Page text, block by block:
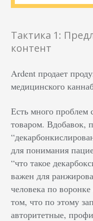
Тактика 1:
контент
Ardent продает
медицинского
Есть много проблем
товаром. Вдобавок,
для понимания
“что такое
важен для
человека по
том, что по этому
авторитетные,